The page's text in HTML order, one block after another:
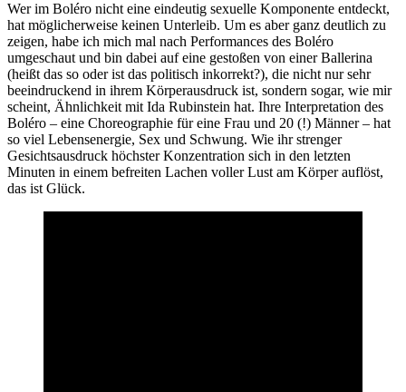
Wer im Boléro nicht eine eindeutig sexuelle Komponente entdeckt,
hat möglicherweise keinen Unterleib. Um es aber ganz deutlich zu
zeigen, habe ich mich mal nach Performances des Boléro
umgeschaut und bin dabei auf eine gestoßen von einer Ballerina
(heißt das so oder ist das politisch inkorrekt?), die nicht nur sehr
beeindruckend in ihrem Körperausdruck ist, sondern sogar, wie mir
scheint, Ähnlichkeit mit Ida Rubinstein hat. Ihre Interpretation des
Boléro – eine Choreographie für eine Frau und 20 (!) Männer – hat
so viel Lebensenergie, Sex und Schwung. Wie ihr strenger
Gesichtsausdruck höchster Konzentration sich in den letzten
Minuten in einem befreiten Lachen voller Lust am Körper auflöst,
das ist Glück.